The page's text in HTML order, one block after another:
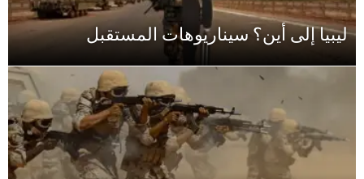
ليبيا إلى أين؟ سيناريوهات المستقبل